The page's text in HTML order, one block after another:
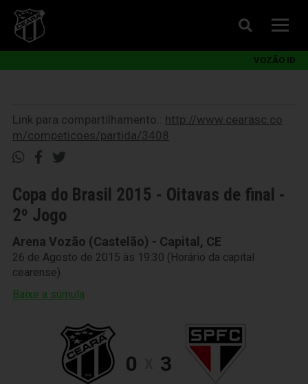
VOZÃO ID
Link para compartilhamento:: http://www.cearasc.co
m/competicoes/partida/3408
Copa do Brasil 2015 - Oitavas de final -
2º Jogo
Arena Vozão (Castelão) - Capital, CE
26 de Agosto de 2015 às 19:30 (Horário da capital
cearense)
Baixe a súmula
0 3